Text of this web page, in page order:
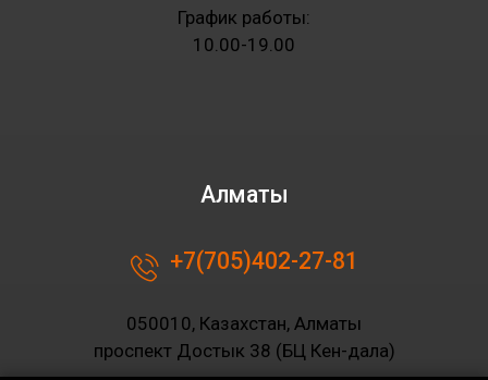
График работы:
10.00-19.00
Алматы
+7(705)402-27-81
050010, Казахстан, Алматы
проспект Достык 38 (БЦ Кен-дала)